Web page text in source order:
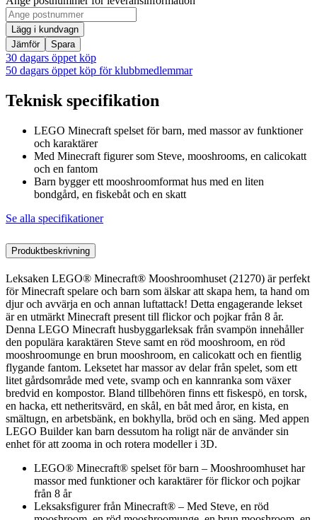
Lägg i kundvagn
Jämför
Spara
30 dagars öppet köp
50 dagars öppet köp för klubbmedlemmar
Teknisk specifikation
LEGO Minecraft spelset för barn, med massor av funktioner
och karaktärer
Med Minecraft figurer som Steve, mooshrooms, en calicokatt
och en fantom
Barn bygger ett mooshroomformat hus med en liten
bondgård, en fiskebåt och en skatt
Se alla specifikationer
Produktbeskrivning
Leksaken LEGO® Minecraft® Mooshroomhuset (21270) är perfekt
för Minecraft spelare och barn som älskar att skapa hem, ta hand om
djur och avvärja en och annan luftattack! Detta engagerande lekset
är en utmärkt Minecraft present till flickor och pojkar från 8 år.
Denna LEGO Minecraft husbyggarleksak från svampön innehåller
den populära karaktären Steve samt en röd mooshroom, en röd
mooshroomunge en brun mooshroom, en calicokatt och en fientlig
flygande fantom. Leksetet har massor av delar från spelet, som ett
litet gårdsområde med vete, svamp och en kannranka som växer
bredvid en kompostor. Bland tillbehören finns ett fiskespö, en torsk,
en hacka, ett netheritsvärd, en skål, en båt med åror, en kista, en
smältugn, en arbetsbänk, en bokhylla, bröd och en säng. Med appen
LEGO Builder kan barn dessutom ha roligt när de använder sin
enhet för att zooma in och rotera modeller i 3D.
LEGO® Minecraft® spelset för barn – Mooshroomhuset har
massor med funktioner och karaktärer för flickor och pojkar
från 8 år
Leksaksfigurer från Minecraft® – Med Steve, en röd